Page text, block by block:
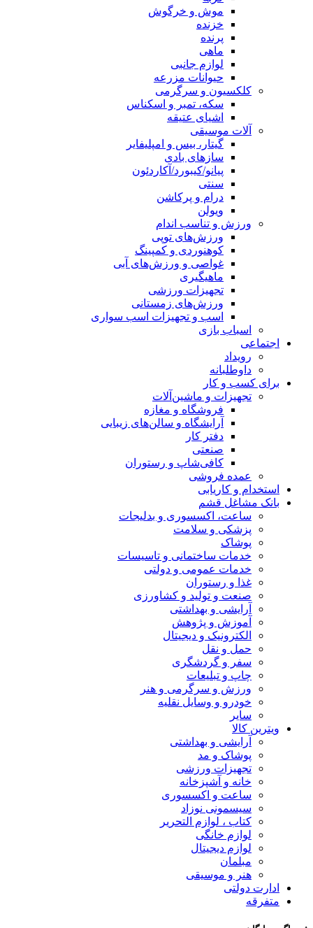
موش و خرگوش
خزنده
پرنده
ماهی
لوازم جانبی
حیوانات مزرعه
کلکسیون و سرگرمی
سکه، تمبر و اسکناس
اشیای عتیقه
آلات موسیقی
گیتار، بیس و امپلیفایر
سازهای بادی
پیانو/کیبورد/آکاردئون
سنتی
درام و پرکاشن
ویولن
ورزش و تناسب اندام
ورزش‌های توپی
کوهنوردی و کمپینگ
غواصی و ورزش‌های آبی
ماهیگیری
تجهیزات ورزشی
ورزش‌های زمستانی
اسب و تجهیزات اسب سواری
اسباب‌ بازی
اجتماعی
رویداد
داوطلبانه
برای کسب و کار
تجهیزات و ماشین‌آلات
فروشگاه و مغازه
آرایشگاه و سالن‌های زیبایی
دفتر کار
صنعتی
کافی‌شاپ و رستوران
عمده فروشی
استخدام و کاریابی
بانک مشاغل قشم
ساعت، اکسسوری و بدلیجات
پزشکی و سلامت
پوشاک
خدمات ساختمانی و تاسیسات
خدمات عمومی و دولتی
غذا و رستوران
صنعت و تولید و کشاورزی
آرایشی و بهداشتی
آموزش و پژوهش
الکترونیک و دیجیتال
حمل و نقل
سفر و گردشگری
چاپ و تبلیعات
ورزش و سرگرمی و هنر
خودرو و وسایل نقلیه
سایر
ویترین کالا
آرایشی و بهداشتی
پوشاک و مد
تجهیزات ورزشی
خانه و آشپزخانه
ساعت و اکسسوری
سیسمونی نوزاد
کتاب ، لوازم التحریر
لوازم خانگی
لوازم دیجیتال
مبلمان
هنر و موسیقی
ادارت دولتی
متفرقه